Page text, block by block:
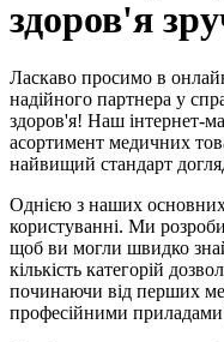
здоров'я
Ласкаво просимо в
надійного партнера у
здоров'я! Наш інтернет-
асортимент медичних
найвищий стандарт
Однією з наших основних
користуванні. Ми
щоб ви могли швидко
кількість категорій
починаючи від перших
професійними приладами